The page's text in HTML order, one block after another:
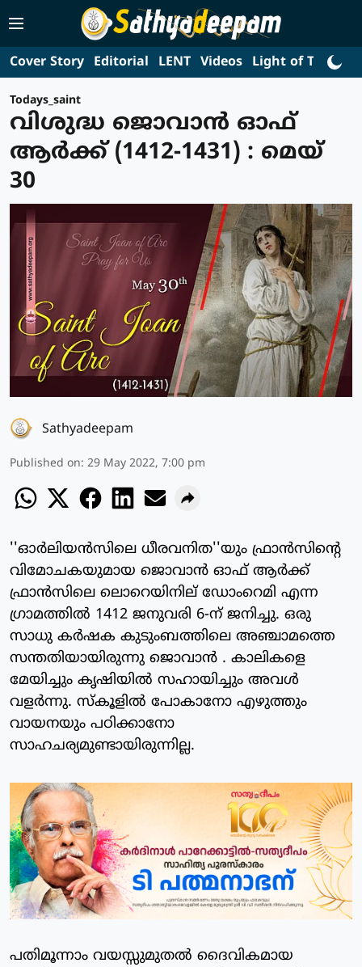
Cover Story Editorial LENT Videos Light of Truth
Todays_saint
വിശുദ്ധ ജൊവാന്‍ ഓഫ്
ആര്‍ക്ക് (1412-1431) : മെയ്
30
Sathyadeepam
Published on: 29 May 2022, 7:00 pm
''ഓര്‍ലിയന്‍സിലെ ധീരവനിത''യും ഫ്രാന്‍സിന്റെ
വിമോചകയുമായ ജൊവാന്‍ ഓഫ് ആര്‍ക്ക്
ഫ്രാന്‍സിലെ ലൊറെയിനില് ഡോംറെമി എന്ന
ഗ്രാമത്തില്‍ 1412 ജനുവരി 6-ന് ജനിച്ചു. ഒരു
സാധു കര്‍ഷക കുടുംബത്തിലെ അഞ്ചാമത്തെ
സന്തതിയായിരുന്നു ജൊവാന്‍ . കാലികളെ
മേയിച്ചും കൃഷിയില്‍ സഹായിച്ചും അവള്‍
വളര്‍ന്നു. സ്‌കൂളില്‍ പോകാനോ എഴുത്തും
വായനയും പഠിക്കാനോ
സാഹചര്യമുണ്ടായിരുന്നില്ല.
പതിമൂന്നാം വയസ്സുമുതല്‍ ദൈവികമായ